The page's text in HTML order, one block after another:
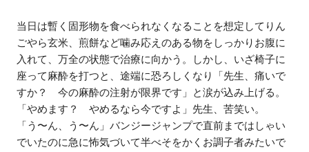
当日は暫く固形物を食べられなくなることを想定してりん
ごやら玄米、煎餅など噛み応えのある物をしっかりお腹に
入れて、万全の状態で治療に向かう。しかし、いざ椅子に
座って麻酔を打つと、途端に恐ろしくなり「先生、痛いで
すか？ 今の麻酔の注射が限界です」と涙が込み上げる。
「やめます？ やめるなら今ですよ」先生、苦笑い。
「う〜ん、う〜ん」バンジージャンプで直前まではしゃい
でいたのに急に怖気づいて半べそをかくお調子者みたいで